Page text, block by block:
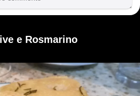
e Rosmarino